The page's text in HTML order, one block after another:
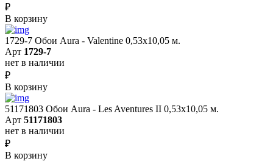
₽
В корзину
1729-7 Обои Aura - Valentine 0,53х10,05 м.
Арт 1729-7
нет в наличии
₽
В корзину
51171803 Обои Aura - Les Aventures II 0,53х10,05 м.
Арт 51171803
нет в наличии
₽
В корзину